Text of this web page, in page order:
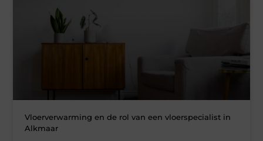
Vloerverwarming en de rol van een vloerspecialist in
Alkmaar